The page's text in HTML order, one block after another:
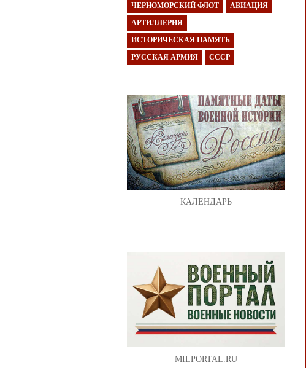
ЧЕРНОМОРСКИЙ ФЛОТ АВИАЦИЯ
АРТИЛЛЕРИЯ
ИСТОРИЧЕСКАЯ ПАМЯТЬ
РУССКАЯ АРМИЯ СССР
КАЛЕНДАРЬ
MILPORTAL.RU